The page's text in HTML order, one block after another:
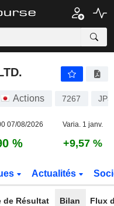
Actions 7267
07/08/2026 Varia. 1 janv.
% +9,57 %
Actualités
de Résultat Bilan Flux